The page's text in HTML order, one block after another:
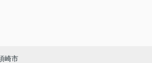
崎市